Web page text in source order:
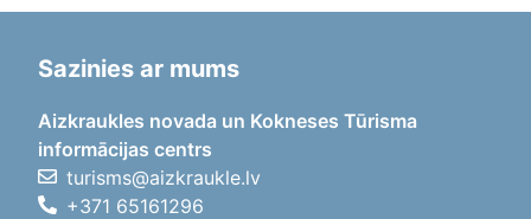
Sazinies ar mums
Aizkraukles novada un Kokneses Tūrisma
informācijas centrs
turisms@aizkraukle.lv
+371 65161296